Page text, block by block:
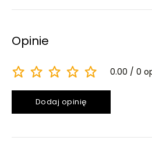
Opinie
0.00 0
Dodaj opinię